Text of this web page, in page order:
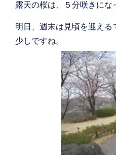
露天の桜は、５分咲きにな
明日、週末は見頃を迎える
少しですね。